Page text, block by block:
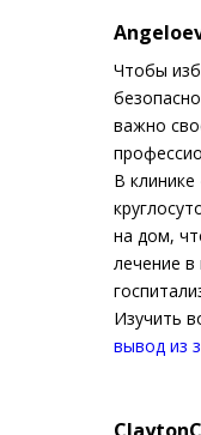
Чтобы
важно
В
на дом,
лечение
Изучить
вывод из